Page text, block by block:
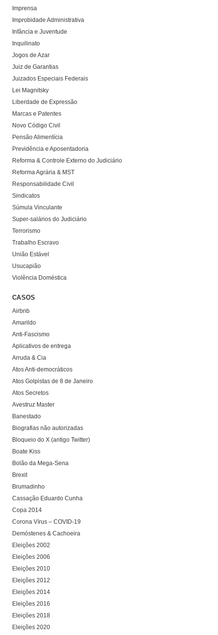
Imprensa
Improbidade Administrativa
Infância e Juventude
Inquilinato
Jogos de Azar
Juiz de Garantias
Juizados Especiais Federais
Lei Magnitsky
Liberdade de Expressão
Marcas e Patentes
Novo Código Civil
Pensão Alimentícia
Previdência e Aposentadoria
Reforma & Controle Externo do Judiciário
Reforma Agrária & MST
Responsabilidade Civil
Sindicatos
Súmula Vinculante
Super-salários do Judiciário
Terrorismo
Trabalho Escravo
União Estável
Usucapião
Violência Doméstica
CASOS
Airbnb
Amarildo
Anti-Fascismo
Aplicativos de entrega
Arruda & Cia
Atos Anti-democráticos
Atos Golpistas de 8 de Janeiro
Atos Secretos
Avestruz Master
Banestado
Biografias não autorizadas
Bloqueio do X (antigo Twitter)
Boate Kiss
Bolão da Mega-Sena
Brexit
Brumadinho
Cassação Eduardo Cunha
Copa 2014
Corona Vírus – COVID-19
Demóstenes & Cachoeira
Eleições 2002
Eleições 2006
Eleições 2010
Eleições 2012
Eleições 2014
Eleições 2016
Eleições 2018
Eleições 2020